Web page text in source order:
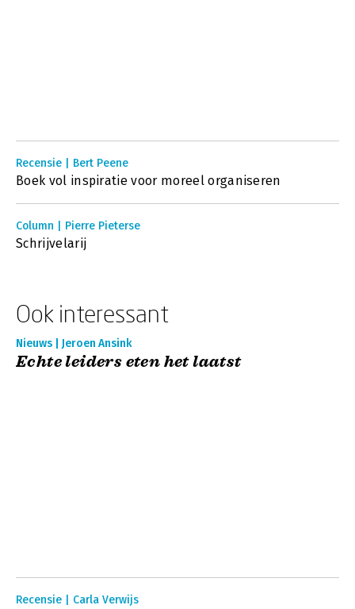
Recensie | Bert Peene
Boek vol inspiratie voor moreel organiseren
Column | Pierre Pieterse
Schrijvelarij
Ook interessant
Nieuws | Jeroen Ansink
Echte leiders eten het laatst
Recensie | Carla Verwijs